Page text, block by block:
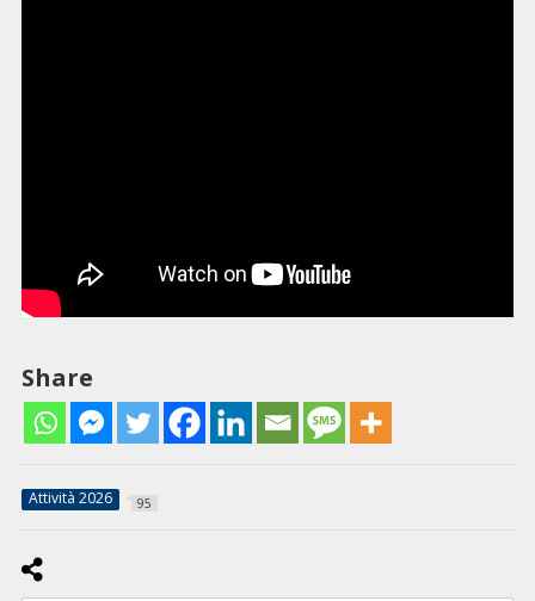
Share
Attività 2026 95